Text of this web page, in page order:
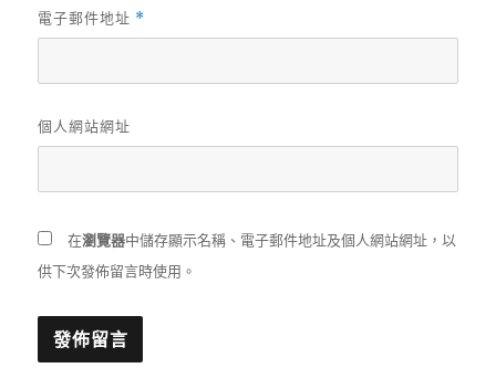
電子郵件地址 *
個人網站網址
在瀏覽器中儲存顯示名稱、電子郵件地址及個人網站網址，以
供下次發佈留言時使用。